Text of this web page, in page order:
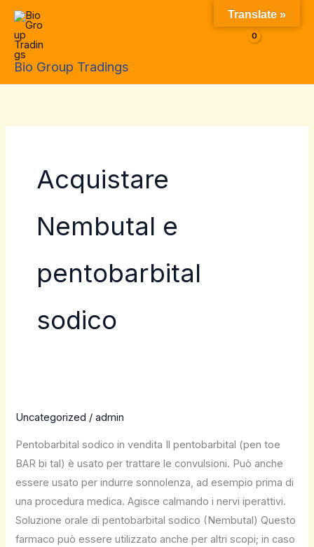
Skip
content
Bio Group Tradings
Acquistare
Nembutal e
pentobarbital
sodico
Uncategorized /admin
Pentobarbital sodico in vendita Il pentobarbital (pen toe
BAR bi tal) è usato per trattare le convulsioni. Può anche
essere usato per indurre sonnolenza, ad esempio prima di
una procedura medica. Agisce calmando i nervi iperattivi.
Soluzione orale di pentobarbital sodico (Nembutal) Questo
farmaco può essere utilizzato anche per altri scopi; in caso
Translate »